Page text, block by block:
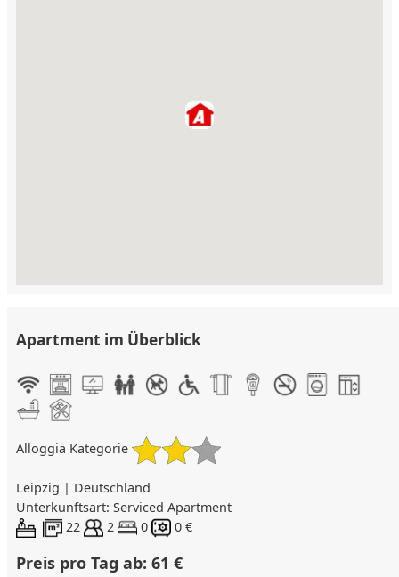
Apartment im Überblick
Alloggia Kategorie
Leipzig | Deutschland
Unterkunftsart: Serviced Apartment
22
2 0 0 €
Preis pro Tag ab: 61 €